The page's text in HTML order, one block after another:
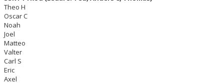
Theo H
Oscar C
Noah
Joel
Matteo
Valter
Carl S
Eric
Axel